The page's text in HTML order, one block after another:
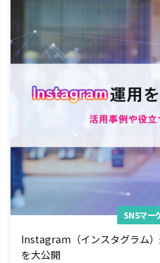
SNSマー
Instagram（インスタグラム
を大公開